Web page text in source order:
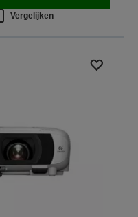
Vergelijken